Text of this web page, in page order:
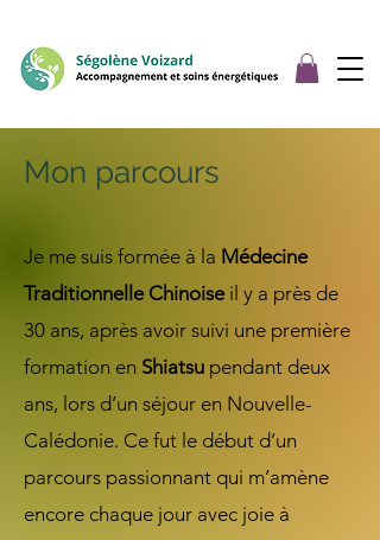
Mon parcours
Je me suis formée à la Médecine
Traditionnelle Chinoiseil y a près de
30 ans, après avoir suivi une première
formation en Shiatsu pendant deux
ans, lors d’un séjour en Nouvelle-
Calédonie. Ce fut le début d’un
parcours passionnant qui m’amène
encore chaque jour avec joie à